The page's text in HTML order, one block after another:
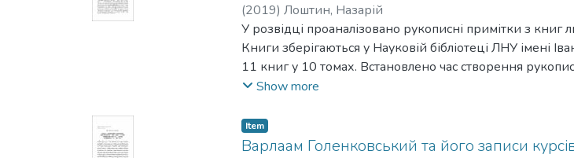
(2019) Лоштин, Назарій
У розвідці проаналізовано рукописні примітки з
Книги зберігаються у Науковій бібліотеці ЛНУ імені
11 книг у 10 томах. Встановлено час створення
Норберт Ґоліховський посилається у примітках. У
вшанування бернардинського блаженного Владислава
Show more
Item
Варлаам Голенковський та його записи